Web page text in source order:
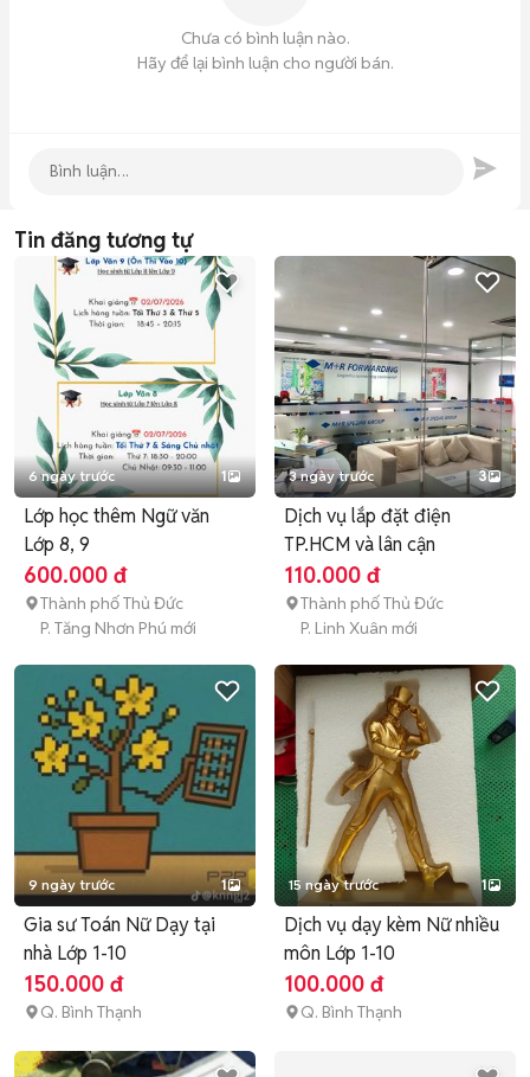
Chưa có bình luận nào.
Hãy để lại bình luận cho người bán.
Tin đăng tương tự
6 ngày trước 1
Lớp học thêm Ngữ văn
Lớp 8, 9
600.000 đ
Thành phố Thủ Đức
P. Tăng Nhơn Phú mới
3 ngày trước 3
Dịch vụ lắp đặt điện
TP.HCM và lân cận
110.000 đ
Thành phố Thủ Đức
P. Linh Xuân mới
9 ngày trước 1
Gia sư Toán Nữ Dạy tại
nhà Lớp 1-10
150.000 đ
Q. Bình Thạnh
15 ngày trước 1
Dịch vụ dạy kèm Nữ nhiều
môn Lớp 1-10
100.000 đ
Q. Bình Thạnh